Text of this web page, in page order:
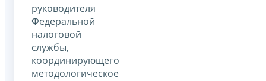
руководителя
Федеральной
налоговой
службы,
координирующего
методологическое